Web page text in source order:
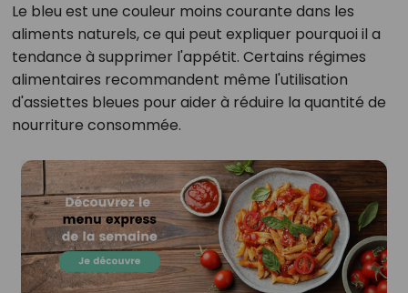
Le bleu est une couleur moins courante dans les
aliments naturels, ce qui peut expliquer pourquoi il a
tendance à supprimer l'appétit. Certains régimes
alimentaires recommandent même l'utilisation
d'assiettes bleues pour aider à réduire la quantité de
nourriture consommée.